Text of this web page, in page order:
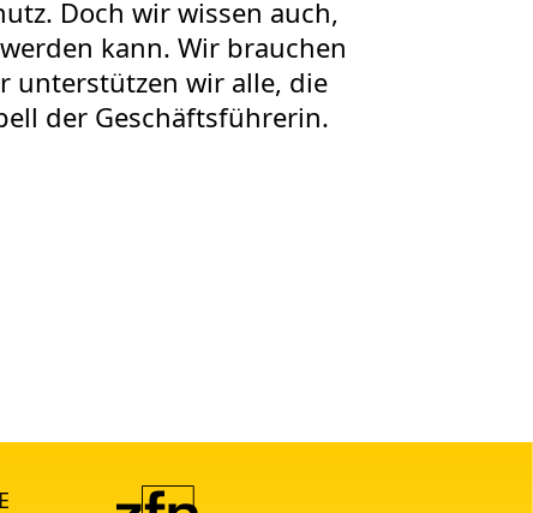
Doch wir wissen auch,
kann. Wir brauchen
unterstützen wir alle, die
der Geschäftsführerin.